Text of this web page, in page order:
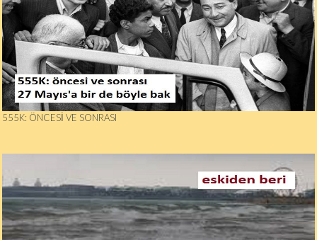
555K: ÖNCESI VE SONRASI